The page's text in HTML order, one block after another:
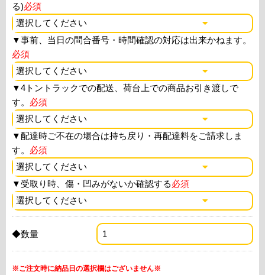
る)必須
▼事前、当日の問合番号・時間確認の対応は出来かねます。
必須
▼4トントラックでの配送、荷台上での商品お引き渡しで
す。 必須
▼配達時ご不在の場合は持ち戻り・再配達料をご請求しま
す。 必須
▼ 受取り時、傷・凹みがないか確認する必須
◆数量
※ご注文時に納品日の選択欄はございません※